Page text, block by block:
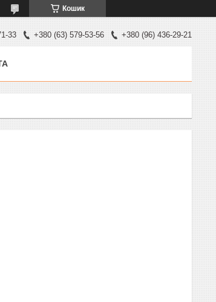
Кошик
33 +380 (63) 579-53-56 +380 (96) 436-29-21